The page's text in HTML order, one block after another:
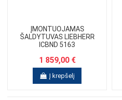
ĮMONTUOJAMAS
ŠALDYTUVAS LIEBHERR
ICBND 5163
1 859,00 €
Į krepšelį